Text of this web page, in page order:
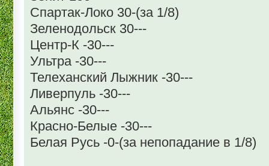
Спартак-Локо 30-(за 1/8)
Зеленодольск 30---
Центр-К -30---
Ультра -30---
Телеханский Лыжник -30---
Ливерпуль -30---
Альянс -30---
Красно-Белые -30---
Белая Русь -0-(за непопадание в 1/8)